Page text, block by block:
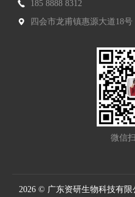
185 8888 8312
四会市龙甫镇惠源大道18号
微信
2026 © 广东资研生物科技有